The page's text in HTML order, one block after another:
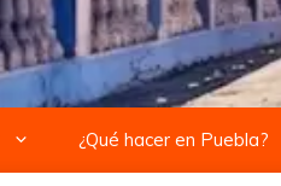
¿Qué hacer en Puebla?